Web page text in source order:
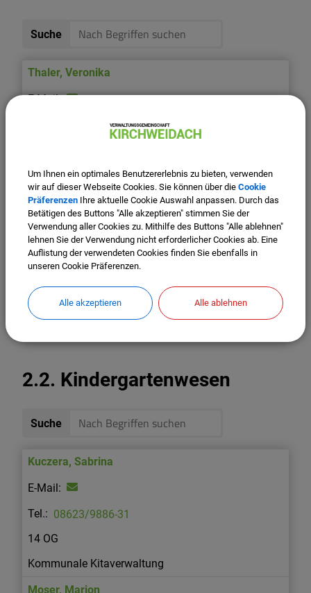
Suche
Thaler, Veronika
08623 9886-45
Kassenverwaltung (Feichten/Kirchweidach),
Feuerwehreinsatzberechnung, Schülerbeförderung,
Gastschulverhältnisse
Thaller,Georg
04 EG
2.2. Kindergartenwesen
Suche
Kuczera, Sabrina
08623/9886-31
14 OG
Kommunale Kitaverwaltung
Moser, Marion
Um Ihnen ein optimales Benutzererlebnis zu bieten, verwenden
wir auf dieser Webseite Cookies. Sie können über die Cookie
Präferenzen Ihre aktuelle Cookie Auswahl anpassen. Durch das
Betätigen des Buttons "Alle akzeptieren" stimmen Sie der
Verwendung aller Cookies zu. Mithilfe des Buttons "Alle ablehnen"
lehnen Sie der Verwendung nicht erforderlicher Cookies ab. Eine
Auflistung der verwendeten Cookies finden Sie ebenfalls in
unseren Cookie Präferenzen.
Alle akzeptieren Alle ablehnen